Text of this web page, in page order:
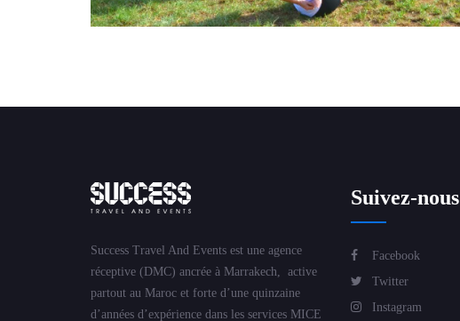
Success Travel And Events est une agence
réceptive (DMC) ancrée à Marrakech, active
partout au Maroc et forte d’une quinzaine
d’années d’expérience dans les services MICE
Suivez-nous
Facebook
Twitter
Instagram